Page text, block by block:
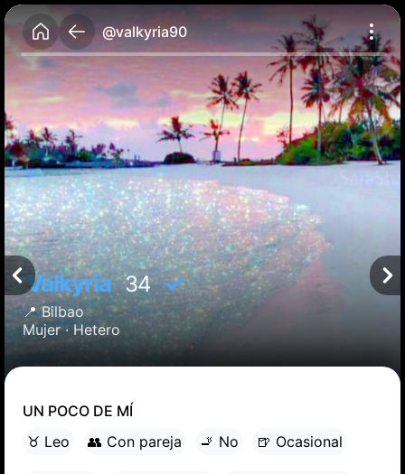
@valkyria90
Valkyria34✓
📍Bilbao
Mujer · Hetero
UN POCO DE MÍ
♉ Leo
👥 Con pareja 🚬 No 🍺 Ocasional